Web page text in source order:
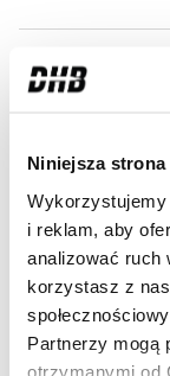
Niniejsza
i reklam, aby
analizować ruch
korzystasz z
Partnerzy mogą
otrzymanymi od
Rozmiar
Kierunek
Ciśnienie robocze